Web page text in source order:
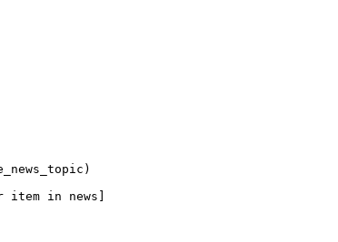
item in news]